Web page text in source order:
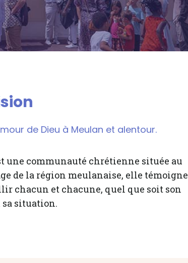
de Dieu à Meulan et alentour.
une communauté chrétienne située au
de la région meulanaise, elle témoigne
chacun et chacune, quel que soit son
sa situation.